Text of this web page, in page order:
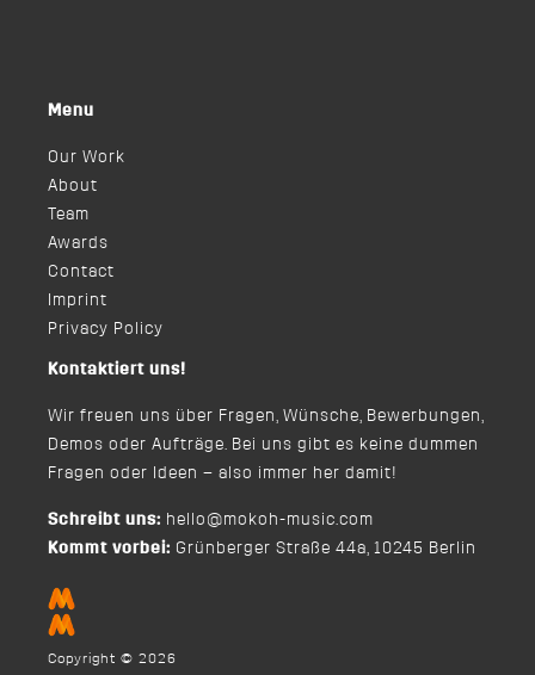
Menu
Our Work
About
Team
Awards
Contact
Imprint
Privacy Policy
Kontaktiert uns!
Wir freuen uns über Fragen, Wünsche, Bewerbungen,
Demos oder Aufträge. Bei uns gibt es keine dummen
Fragen oder Ideen – also immer her damit!
Schreibt uns: hello@mokoh-music.com
Kommt vorbei: Grünberger Straße 44a, 10245 Berlin
Copyright © 2026